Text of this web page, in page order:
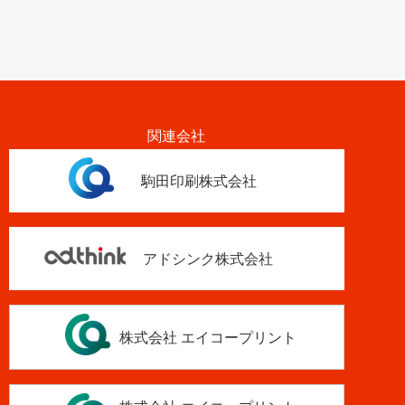
関連会社
駒田印刷株式会社
アドシンク株式会社
株式会社 エイコープリント